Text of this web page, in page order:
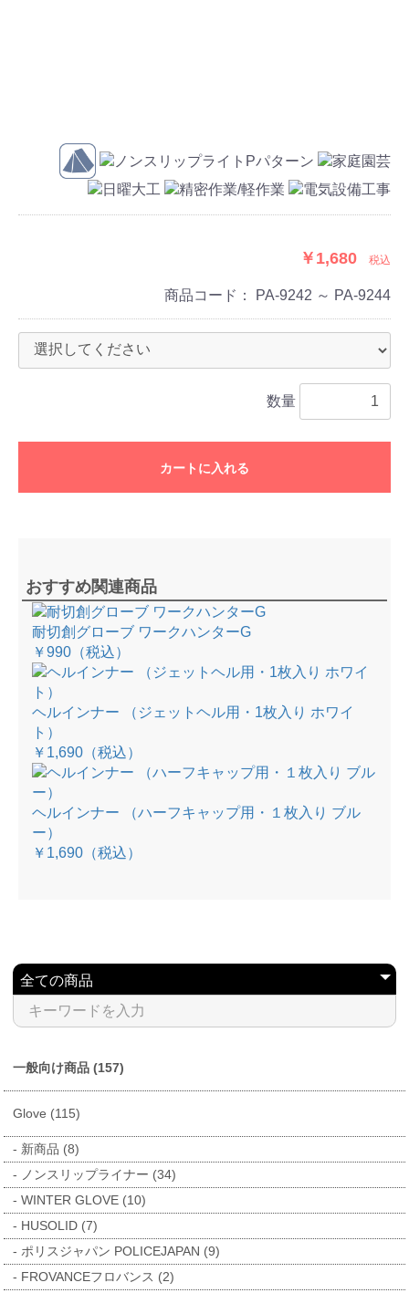
￥1,680 税込
商品コード： PA-9242 ～ PA-9244
数量
カートに入れる
おすすめ関連商品
耐切創グローブ ワークハンターG
￥990 （税込）
ヘルインナー （ジェットヘル用・1枚入り ホワイ
ト）
￥1,690 （税込）
ヘルインナー （ハーフキャップ用・１枚入り ブル
ー）
￥1,690 （税込）
一般向け商品 (157)
Glove (115)
新商品 (8)
ノンスリップライナー (34)
WINTER GLOVE (10)
HUSOLID (7)
ポリスジャパン POLICEJAPAN (9)
FROVANCEフロバンス (2)